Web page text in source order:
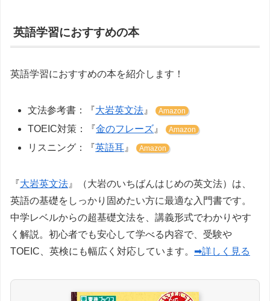
英語学習におすすめの本
英語学習におすすめの本を紹介します！
文法参考書：『大岩英文法 』 Amazon
TOEIC対策：『金のフレーズ 』 Amazon
リスニング：『英語耳』 Amazon
『大岩英文法』（大岩のいちばんはじめの英文法）は、
英語の基礎をしっかり固めたい方に最適な入門書です。
中学レベルからの超基礎文法を、講義形式でわかりやす
く解説。初心者でも安心して学べる内容で、受験や
TOEIC、英検にも幅広く対応しています。 ➡詳しく見る